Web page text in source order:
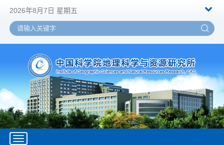
2026年8月7日 星期五
Toggle